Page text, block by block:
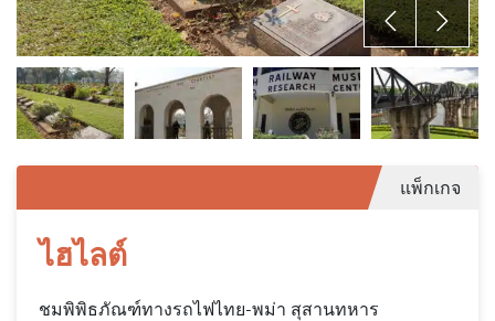
แพ็กเกจ
ไฮไลต์
ชมพิพิธภัณฑ์ทางรถไฟไทย-พม่า สุสานทหาร